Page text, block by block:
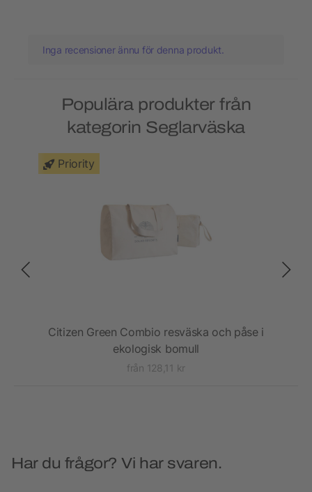
Inga recensioner ännu för denna produkt.
Populära produkter från
kategorin Seglarväska
Priority
Citizen Green Combio resväska och påse i
ekologisk bomull
från 128,11 kr
Har du frågor? Vi har svaren.